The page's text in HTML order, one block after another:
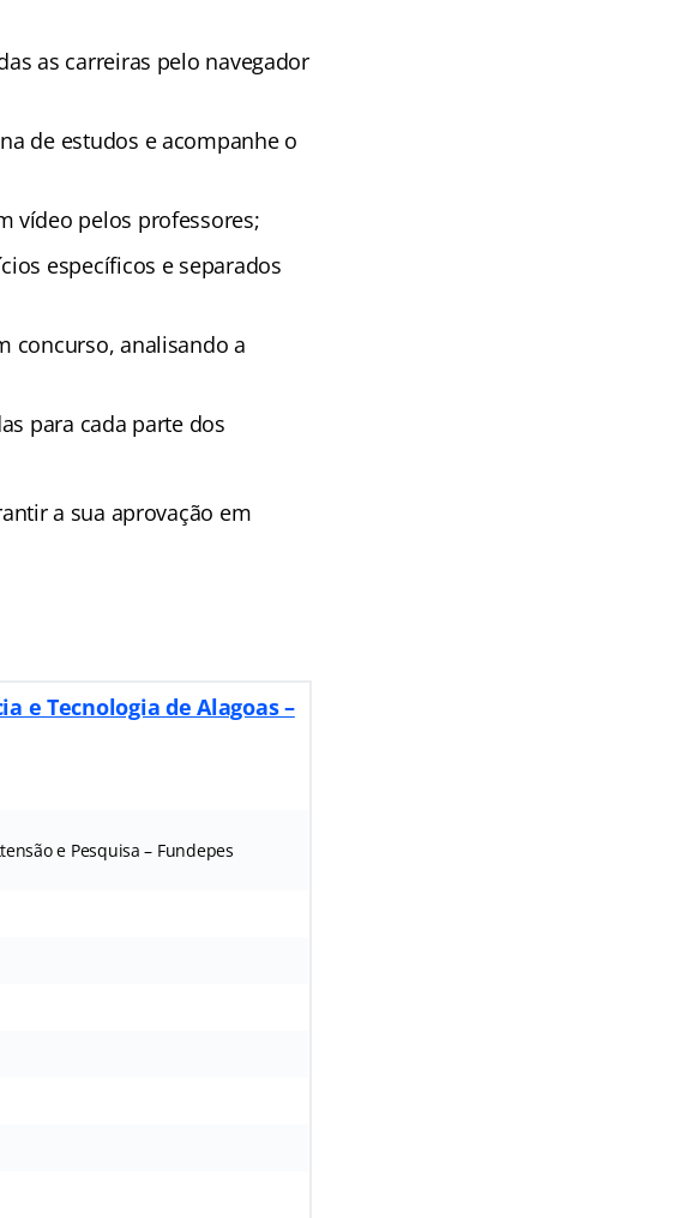
as carreiras pelo navegador
de estudos e acompanhe o
vídeo pelos professores;
específicos e separados
concurso, analisando a
para cada parte dos
a sua aprovação em
e Tecnologia de Alagoas –
e Pesquisa – Fundepes